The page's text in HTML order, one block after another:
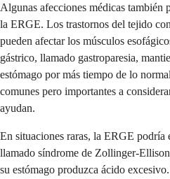
Algunas afecciones médicas también
la ERGE. Los trastornos del tejido
pueden afectar los músculos
gástrico, llamado gastroparesia,
estómago por más tiempo de lo
comunes pero importantes a
ayudan.
En situaciones raras, la ERGE podría
llamado síndrome de Zollinger-
su estómago produzca ácido